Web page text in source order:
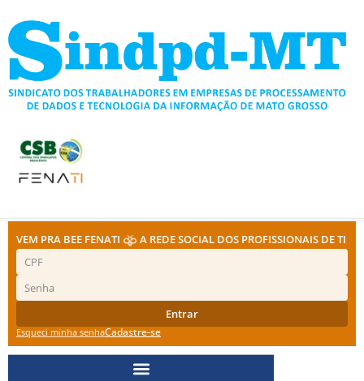
para
conteúdo
VEM PRA BEE FENATI A REDE SOCIAL DOS PROFISSIONAIS DE TI
Entrar
Esqueci minha senhaCadastre-se